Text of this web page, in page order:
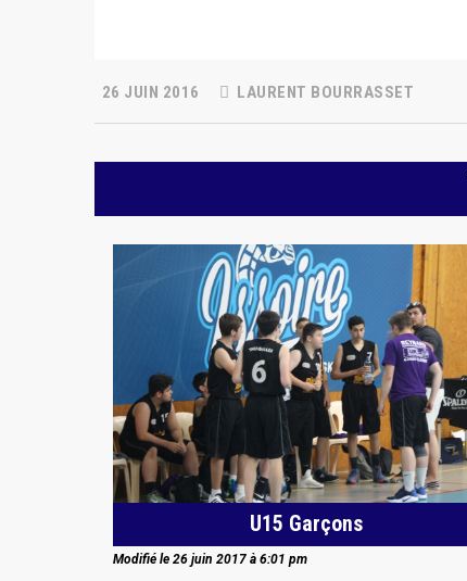
26 JUIN 2016 LAURENT BOURRASSET
U15 Garçons
Modifié le 26 juin 2017 à 6:01 pm